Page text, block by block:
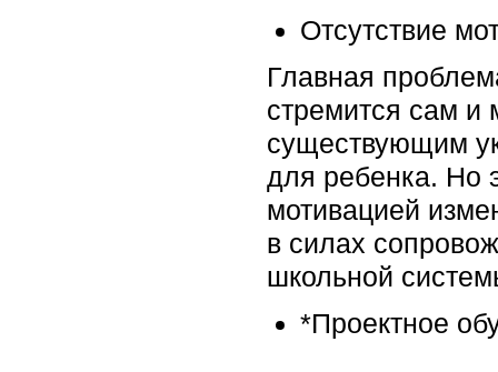
Отсутствие
Главная
стремится сам и
существующим
для ребенка. Но
мотивацией
в силах
школьной
*Проектное